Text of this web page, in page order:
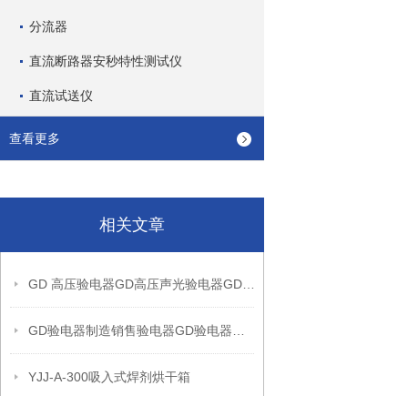
分流器
直流断路器安秒特性测试仪
直流试送仪
查看更多
相关文章
YJJ-A-300吸入式焊剂烘干箱